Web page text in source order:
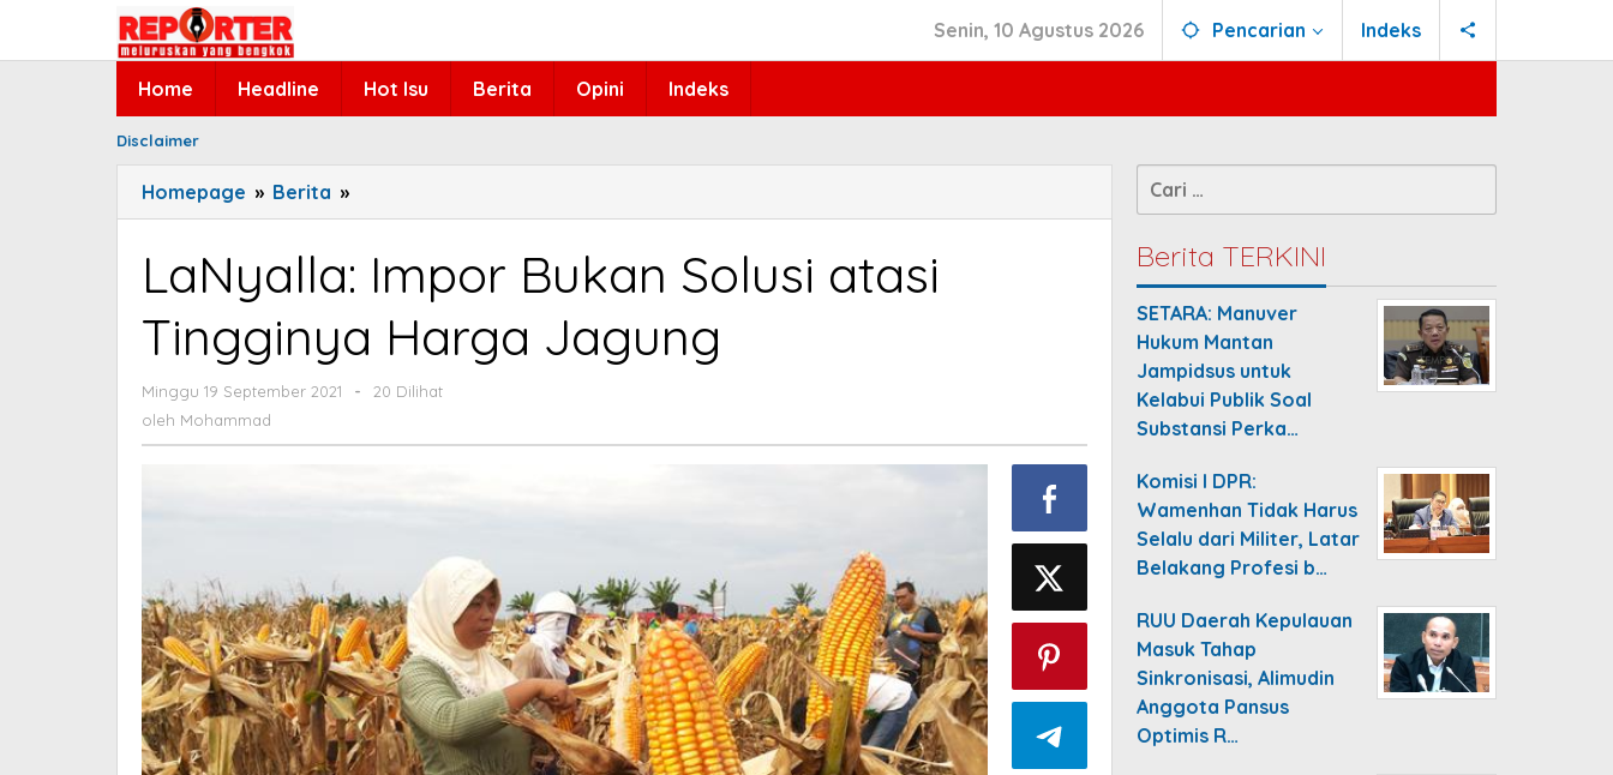
Senin, 10 Agustus 2026 Pencarian Indeks
Home Headline Hot Isu Berita Opini Indeks
Disclaimer
Homepage » Berita »
Impor
Solusi
Tingginya
Jagung
LaNyalla: Impor Bukan Solusi atasi
Tingginya Harga Jagung
Minggu 19 September 2021
oleh
-
20 Dilihat
oleh Mohammad
Cari
untuk:
Berita TERKINI
SETARA: Manuver
Hukum Mantan
Jampidsus untuk
Kelabui Publik Soal
Substansi Perka…
Komisi I DPR:
Wamenhan Tidak Harus
Selalu dari Militer, Latar
Belakang Profesi b…
RUU Daerah Kepulauan
Masuk Tahap
Sinkronisasi, Alimudin
Anggota Pansus
Optimis R…